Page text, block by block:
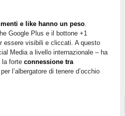
e like hanno un peso.
Google Plus e il bottone +1
essere visibili e cliccati. A questo
Media a livello internazionale – ha
la forte connessione tra
l’albergatore di tenere d’occhio